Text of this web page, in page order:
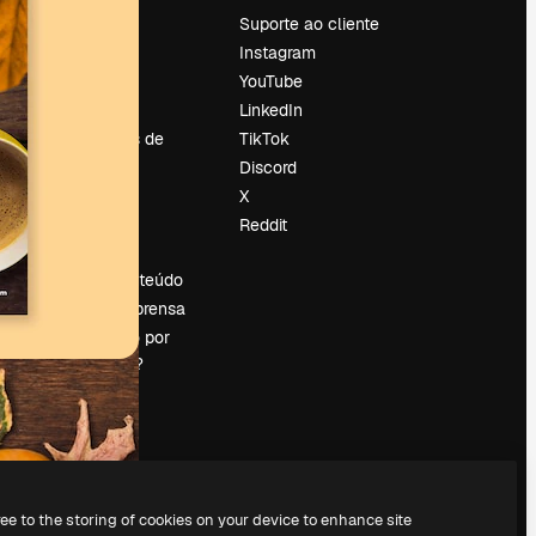
Tendências de
Vender conteúdo
Sala de imprensa
Procurando por
magnific.ai?
Suporte ao cliente
Instagram
YouTube
LinkedIn
TikTok
Discord
X
Reddit
to the storing of cookies on your device to enhance site